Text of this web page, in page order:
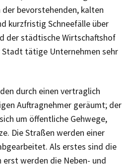
bevorstehenden, kalten
kurzfristig Schneefälle über
der städtische Wirtschaftshof
tätige Unternehmen sehr
durch einen vertraglich
Auftragnehmer geräumt; der
um öffentliche Gehwege,
Die Straßen werden einer
Als erstes sind die
werden die Neben- und